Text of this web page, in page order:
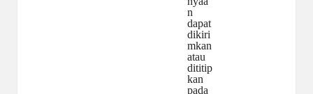
n
dapat
dikiri
mkan
atau
dititip
kan
pada